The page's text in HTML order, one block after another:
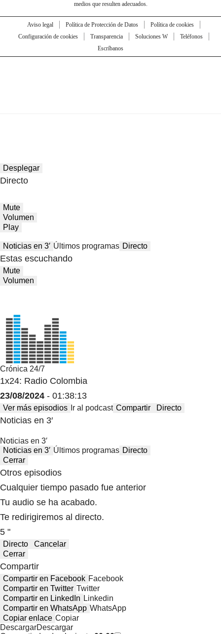
medios que resulten adecuados.
Aviso legal Política de Protección de Datos
Política de cookies
Configuración de cookies
Transparencia Soluciones W
Teléfonos
Escríbanos
Desplegar
Directo
Mute
Volumen
Play
Noticias en 3′ Últimos programas Directo
Estas escuchando
Mute
Volumen
Crónica 24/7
1x24: Radio Colombia
23/08/2024 - 01:38:13
Ver más episodios Ir al podcast Compartir Directo
Noticias en 3′
Noticias en 3′
Noticias en 3′ Últimos programas Directo
Cerrar
Otros episodios
Cualquier tiempo pasado fue anterior
Tu audio se ha acabado.
Te redirigiremos al directo.
5 "
Directo
Cancelar
Cerrar
Compartir
Compartir en Facebook Facebook
Compartir en Twitter Twitter
Compartir en LinkedIn Linkedin
Compartir en WhatsApp WhatsApp
Copiar enlace Copiar
DescargarDescargar